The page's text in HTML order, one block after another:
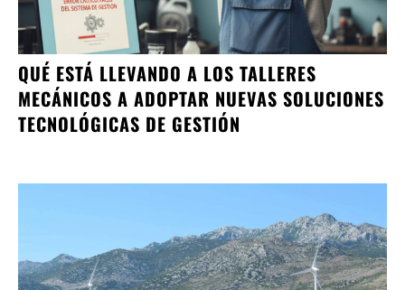
QUÉ ESTÁ LLEVANDO A LOS TALLERES
MECÁNICOS A ADOPTAR NUEVAS SOLUCIONES
TECNOLÓGICAS DE GESTIÓN